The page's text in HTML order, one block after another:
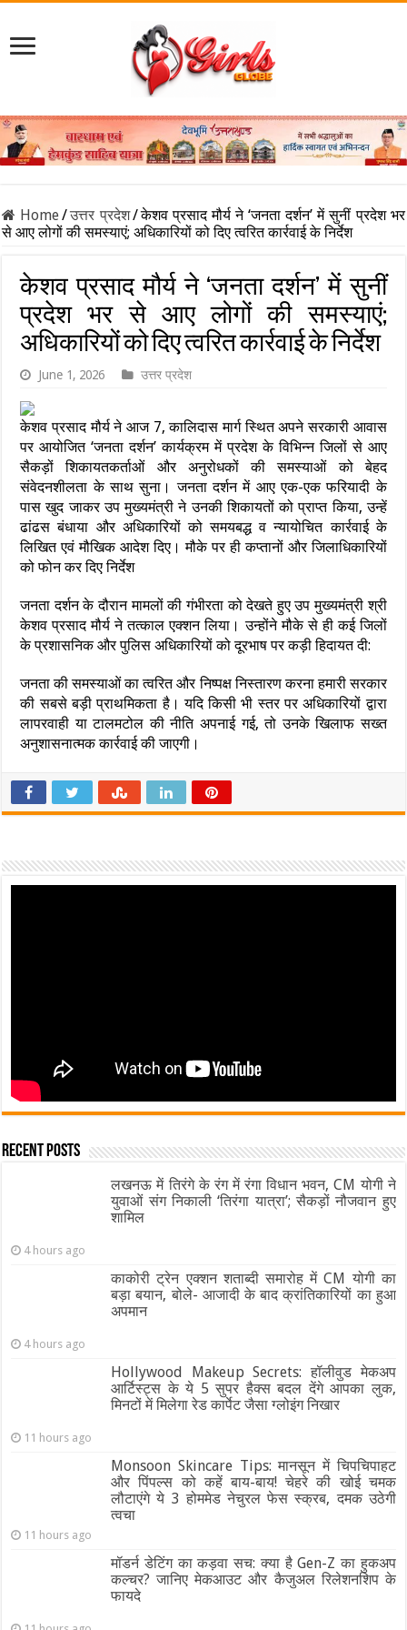
Home/उत्तर प्रदेश/केशव प्रसाद मौर्य ने ‘जनता दर्शन’ में सुनीं प्रदेश भर
से आए लोगों की समस्याएं; अधिकारियों को दिए त्वरित कार्रवाई के निर्देश
केशव प्रसाद मौर्य ने ‘जनता दर्शन’ में सुनीं
प्रदेश भर से आए लोगों की समस्याएं;
अधिकारियों को दिए त्वरित कार्रवाई के निर्देश
June 1, 2026 उत्तर प्रदेश
केशव प्रसाद मौर्य ने आज 7, कालिदास मार्ग स्थित अपने सरकारी आवास
पर आयोजित ‘जनता दर्शन’ कार्यक्रम में प्रदेश के विभिन्न जिलों से आए
सैकड़ों शिकायतकर्ताओं और अनुरोधकों की समस्याओं को बेहद
संवेदनशीलता के साथ सुना। जनता दर्शन में आए एक-एक फरियादी के
पास खुद जाकर उप मुख्यमंत्री ने उनकी शिकायतों को प्राप्त किया, उन्हें
ढांढस बंधाया और अधिकारियों को समयबद्ध व न्यायोचित कार्रवाई के
लिखित एवं मौखिक आदेश दिए। मौके पर ही कप्तानों और जिलाधिकारियों
को फोन कर दिए निर्देश
जनता दर्शन के दौरान मामलों की गंभीरता को देखते हुए उप मुख्यमंत्री श्री
केशव प्रसाद मौर्य ने तत्काल एक्शन लिया। उन्होंने मौके से ही कई जिलों
के प्रशासनिक और पुलिस अधिकारियों को दूरभाष पर कड़ी हिदायत दी:
जनता की समस्याओं का त्वरित और निष्पक्ष निस्तारण करना हमारी सरकार
की सबसे बड़ी प्राथमिकता है। यदि किसी भी स्तर पर अधिकारियों द्वारा
लापरवाही या टालमटोल की नीति अपनाई गई, तो उनके खिलाफ सख्त
अनुशासनात्मक कार्रवाई की जाएगी।
Recent Posts
लखनऊ में तिरंगे के रंग में रंगा विधान भवन, CM योगी ने
युवाओं संग निकाली ‘तिरंगा यात्रा’; सैकड़ों नौजवान हुए
शामिल
4 hours ago
काकोरी ट्रेन एक्शन शताब्दी समारोह में CM योगी का
बड़ा बयान, बोले- आजादी के बाद क्रांतिकारियों का हुआ
अपमान
4 hours ago
Hollywood Makeup Secrets: हॉलीवुड मेकअप
आर्टिस्ट्स के ये 5 सुपर हैक्स बदल देंगे आपका लुक,
मिनटों में मिलेगा रेड कार्पेट जैसा ग्‍लोइंग निखार
11 hours ago
Monsoon Skincare Tips: मानसून में चिपचिपाहट
और पिंपल्स को कहें बाय-बाय! चेहरे की खोई चमक
लौटाएंगे ये 3 होममेड नेचुरल फेस स्क्रब, दमक उठेगी
त्वचा
11 hours ago
मॉडर्न डेटिंग का कड़वा सच: क्या है Gen-Z का हुकअप
कल्चर? जानिए मेकआउट और कैजुअल रिलेशनशिप के
फायदे